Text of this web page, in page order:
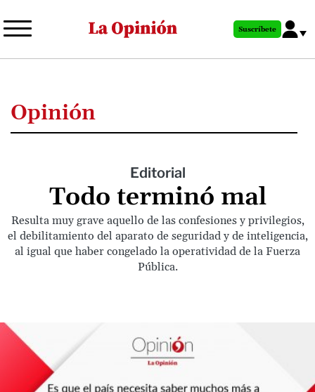
al
principal
Suscríbete
Opinión
Editorial
Todo terminó mal
Resulta muy grave aquello de las confesiones y privilegios,
el debilitamiento del aparato de seguridad y de inteligencia,
al igual que haber congelado la operatividad de la Fuerza
Pública.